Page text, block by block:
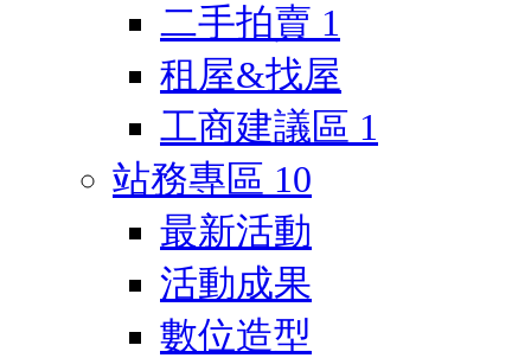
二手拍賣 1
租屋&找屋
工商建議區 1
站務專區 10
最新活動
活動成果
數位造型